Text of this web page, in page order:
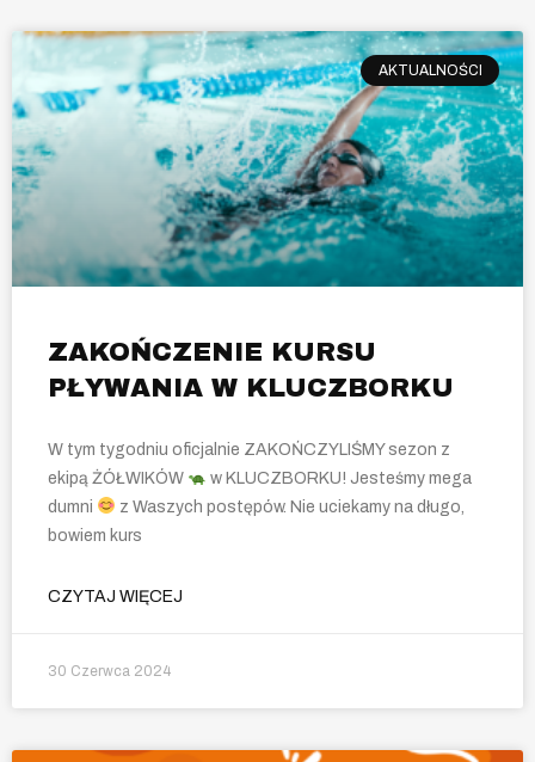
AKTUALNOŚCI
ZAKOŃCZENIE KURSU
PŁYWANIA W KLUCZBORKU
W tym tygodniu oficjalnie ZAKOŃCZYLIŚMY sezon z
ekipą ŻÓŁWIKÓW
w KLUCZBORKU! Jesteśmy mega
dumni
z Waszych postępów. Nie uciekamy na długo,
bowiem kurs
CZYTAJ WIĘCEJ
30 Czerwca 2024